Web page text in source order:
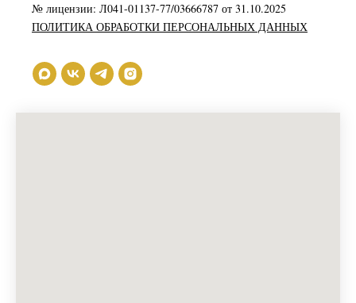
№ лицензии: Л041-01137-77/03666787 от 31.10.2025
ПОЛИТИКА ОБРАБОТКИ ПЕРСОНАЛЬНЫХ ДАННЫХ